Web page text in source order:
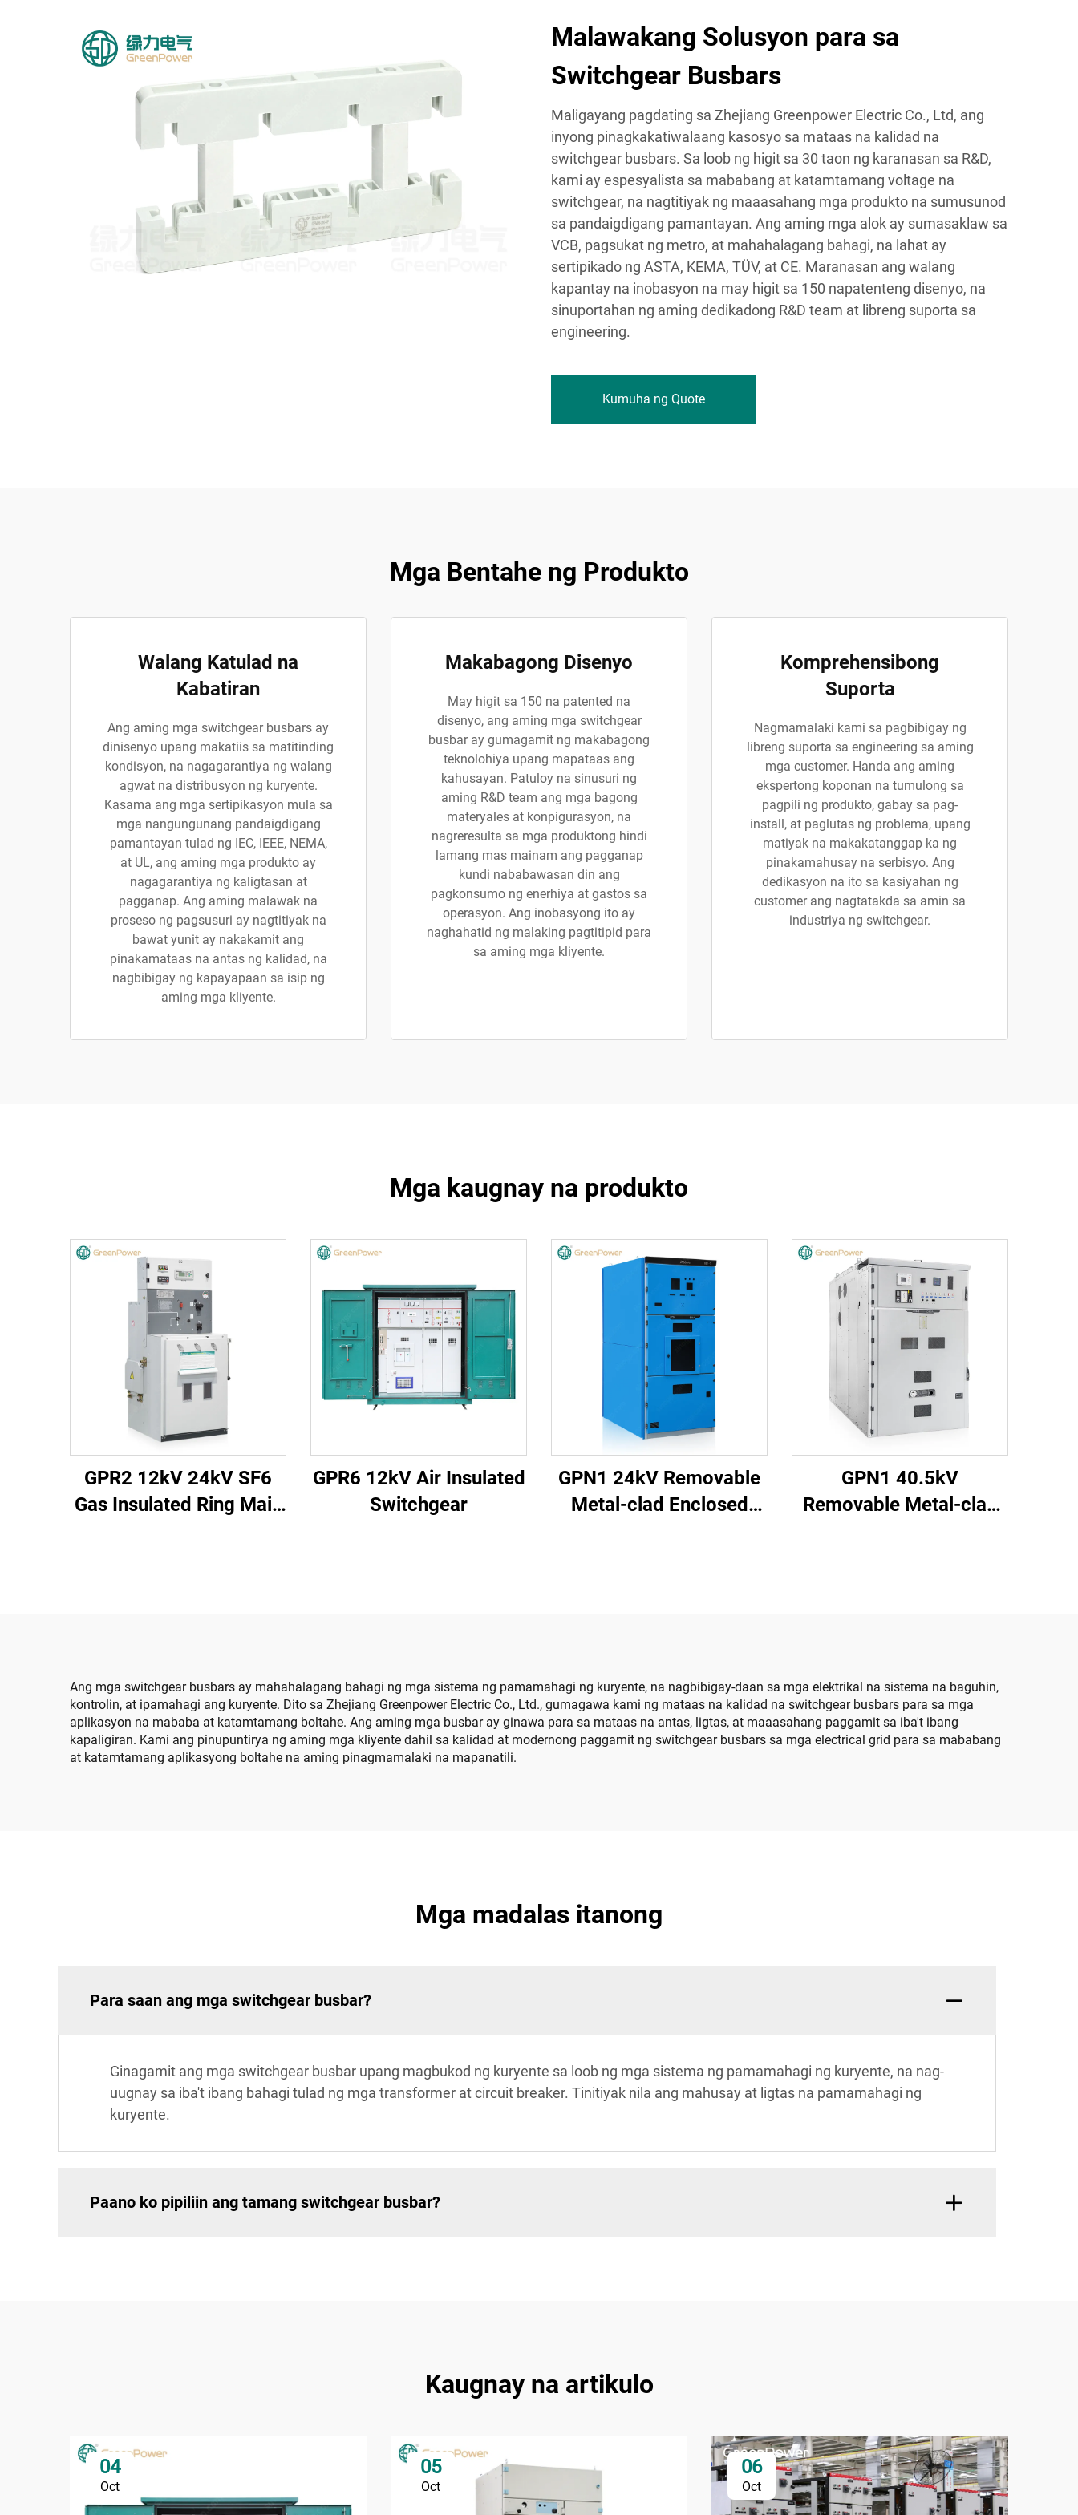
Malawakang Solusyon para sa
Switchgear Busbars
Maligayang pagdating sa Zhejiang Greenpower Electric Co., Ltd, ang
inyong pinagkakatiwalaang kasosyo sa mataas na kalidad na
switchgear busbars. Sa loob ng higit sa 30 taon ng karanasan sa R&D,
kami ay espesyalista sa mababang at katamtamang voltage na
switchgear, na nagtitiyak ng maaasahang mga produkto na sumusunod
sa pandaigdigang pamantayan. Ang aming mga alok ay sumasaklaw sa
VCB, pagsukat ng metro, at mahahalagang bahagi, na lahat ay
sertipikado ng ASTA, KEMA, TÜV, at CE. Maranasan ang walang
kapantay na inobasyon na may higit sa 150 napatenteng disenyo, na
sinuportahan ng aming dedikadong R&D team at libreng suporta sa
engineering.
Kumuha ng Quote
Mga Bentahe ng Produkto
Walang Katulad na
Kabatiran
Ang aming mga switchgear busbars ay
dinisenyo upang makatiis sa matitinding
kondisyon, na nagagarantiya ng walang
agwat na distribusyon ng kuryente.
Kasama ang mga sertipikasyon mula sa
mga nangungunang pandaigdigang
pamantayan tulad ng IEC, IEEE, NEMA,
at UL, ang aming mga produkto ay
nagagarantiya ng kaligtasan at
pagganap. Ang aming malawak na
proseso ng pagsusuri ay nagtitiyak na
bawat yunit ay nakakamit ang
pinakamataas na antas ng kalidad, na
nagbibigay ng kapayapaan sa isip ng
aming mga kliyente.
Makabagong Disenyo
May higit sa 150 na patented na
disenyo, ang aming mga switchgear
busbar ay gumagamit ng makabagong
teknolohiya upang mapataas ang
kahusayan. Patuloy na sinusuri ng
aming R&D team ang mga bagong
materyales at konpigurasyon, na
nagreresulta sa mga produktong hindi
lamang mas mainam ang pagganap
kundi nababawasan din ang
pagkonsumo ng enerhiya at gastos sa
operasyon. Ang inobasyong ito ay
naghahatid ng malaking pagtitipid para
sa aming mga kliyente.
Komprehensibong
Suporta
Nagmamalaki kami sa pagbibigay ng
libreng suporta sa engineering sa aming
mga customer. Handa ang aming
ekspertong koponan na tumulong sa
pagpili ng produkto, gabay sa pag-
install, at paglutas ng problema, upang
matiyak na makakatanggap ka ng
pinakamahusay na serbisyo. Ang
dedikasyon na ito sa kasiyahan ng
customer ang nagtatakda sa amin sa
industriya ng switchgear.
Mga kaugnay na produkto
GPR2 12kV 24kV SF6
Gas Insulated Ring Main
GPR6 12kV Air Insulated
Switchgear
GPN1 24kV Removable
Metal-clad Enclosed
GPN1 40.5kV
Removable Metal-clad
Ang mga switchgear busbars ay mahahalagang bahagi ng mga sistema ng pamamahagi ng kuryente, na nagbibigay-daan sa mga elektrikal na sistema na baguhin,
kontrolin, at ipamahagi ang kuryente. Dito sa Zhejiang Greenpower Electric Co., Ltd., gumagawa kami ng mataas na kalidad na switchgear busbars para sa mga
aplikasyon na mababa at katamtamang boltahe. Ang aming mga busbar ay ginawa para sa mataas na antas, ligtas, at maaasahang paggamit sa iba't ibang
kapaligiran. Kami ang pinupuntirya ng aming mga kliyente dahil sa kalidad at modernong paggamit ng switchgear busbars sa mga electrical grid para sa mababang
at katamtamang aplikasyong boltahe na aming pinagmamalaki na mapanatili.
Mga madalas itanong
Para saan ang mga switchgear busbar?
Ginagamit ang mga switchgear busbar upang magbukod ng kuryente sa loob ng mga sistema ng pamamahagi ng kuryente, na nag-
uugnay sa iba't ibang bahagi tulad ng mga transformer at circuit breaker. Tinitiyak nila ang mahusay at ligtas na pamamahagi ng
kuryente.
Paano ko pipiliin ang tamang switchgear busbar?
Kaugnay na artikulo
04
Oct
05
Oct
06
Oct